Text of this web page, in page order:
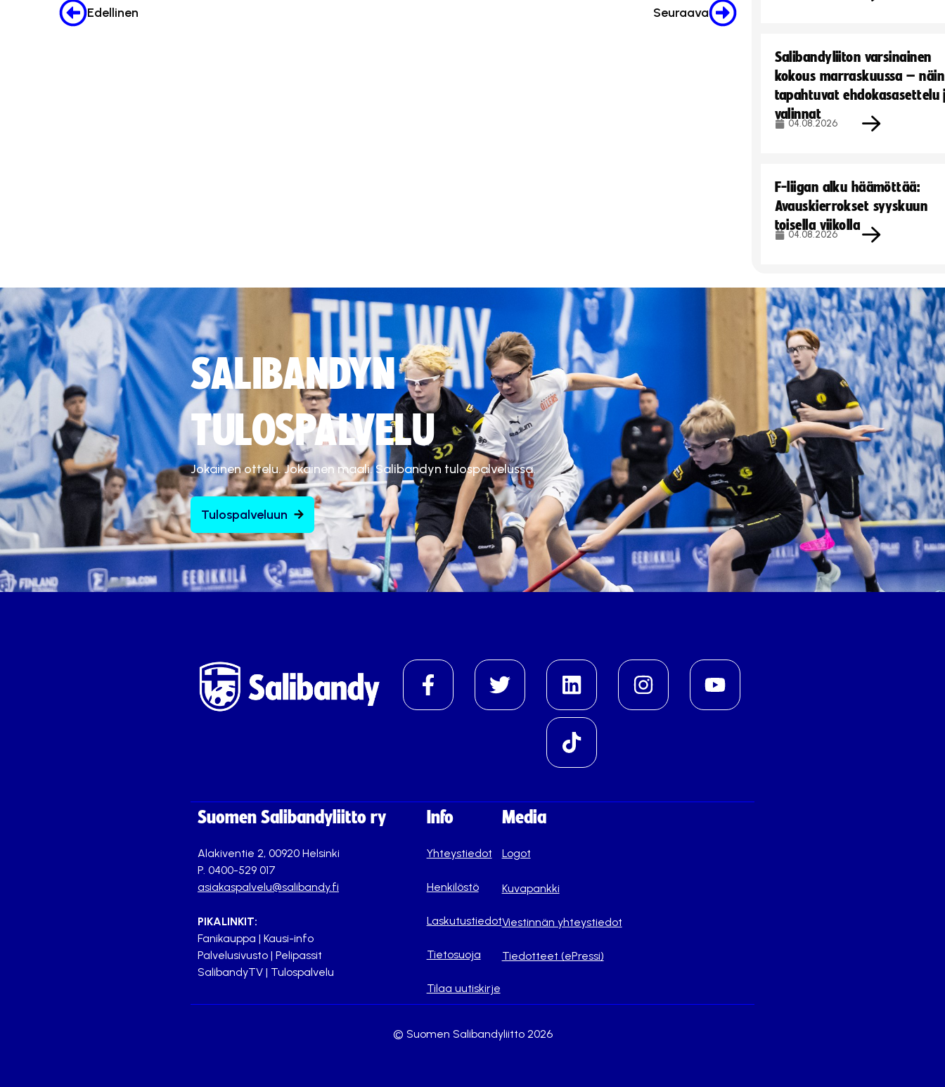
Edellinen Seuraava
Salibandyliiton varsinainen
kokous marraskuussa – näin
tapahtuvat ehdokasasettelu
valinnat
04.08.2026
F-liigan alku häämöttää:
Avauskierrokset syyskuun
toisella viikolla
04.08.2026
SALIBANDYN
TULOSPALVELU
Jokainen ottelu. Jokainen maali. Salibandyn tulospalvelussa.
Tulospalveluun
Suomen Salibandyliitto ry
Alakiventie 2, 00920 Helsinki
P. 0400-529 017
asiakaspalvelu@salibandy.fi
PIKALINKIT:
Fanikauppa | Kausi-info
Palvelusivusto | Pelipassit
SalibandyTV | Tulospalvelu
Info
Yhteystiedot
Henkilöstö
Laskutustiedot
Tietosuoja
Tilaa uutiskirje
Media
Logot
Kuvapankki
Viestinnän yhteystiedot
Tiedotteet (ePressi)
© Suomen Salibandyliitto 2026